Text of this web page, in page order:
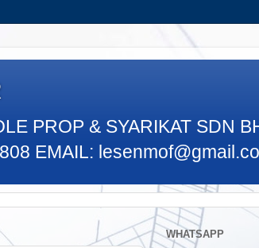
PROP & SYARIKAT SDN
EMAIL:
WHATSAPP